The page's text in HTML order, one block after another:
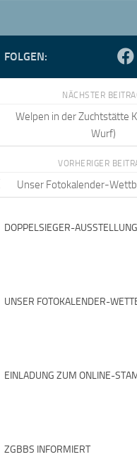
FOLGEN:
NÄCHSTER
Welpen in der Zuchtstätte
Wurf)
VORHERIGER
Unser Fotokalender-
DOPPELSIEGER-
UNSER FOTOKALENDER-
EINLADUNG ZUM ONLINE-
ZGBBS INFORMIERT